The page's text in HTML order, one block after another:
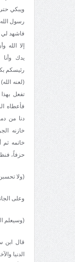
ويبكي
رسول الله
فاشهد لي
إلا الله
يدك
رئيسكم
(لعنه
تفعل
فأعطاه
دنا من
خازنه
خاتمه ثم
حزفاً،
(ولا
وعلى
(وسيعلم
قال ابن
الدنيا